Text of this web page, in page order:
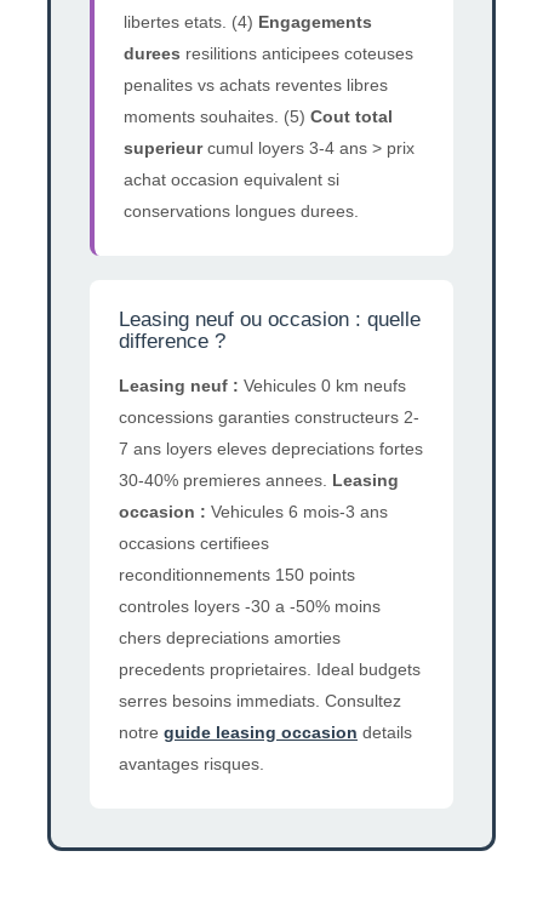
libertes etats. (4) Engagements
durees resilitions anticipees coteuses
penalites vs achats reventes libres
moments souhaites. (5) Cout total
superieurcumul loyers 3-4 ans > prix
achat occasion equivalent si
conservations longues durees.
Leasing neuf ou occasion : quelle
difference ?
Leasing neuf : Vehicules 0 km neufs
concessions garanties constructeurs 2-
7 ans loyers eleves depreciations fortes
30-40% premieres annees. Leasing
occasion : Vehicules 6 mois-3 ans
occasions certifiees
reconditionnements 150 points
controles loyers -30 a -50% moins
chers depreciations amorties
precedents proprietaires. Ideal budgets
serres besoins immediats. Consultez
notre guide leasing occasion details
avantages risques.